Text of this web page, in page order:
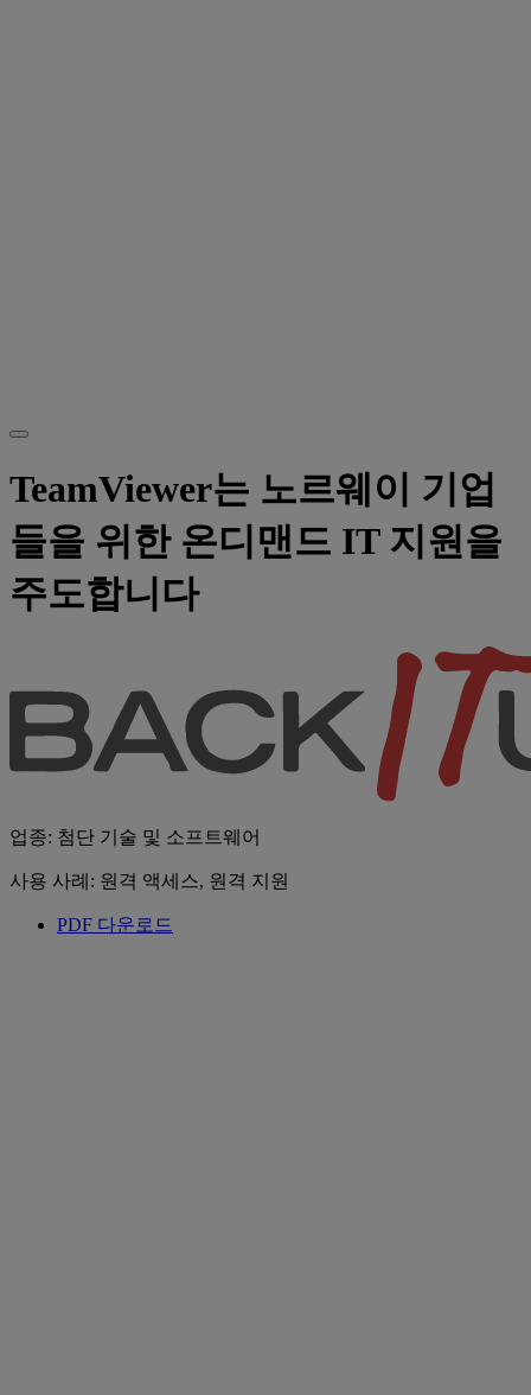
TeamViewer는 노르웨이 기업
들을 위한 온디맨드 IT 지원을
주도합니다
업종: 첨단 기술 및 소프트웨어
사용 사례: 원격 액세스, 원격 지원
PDF 다운로드